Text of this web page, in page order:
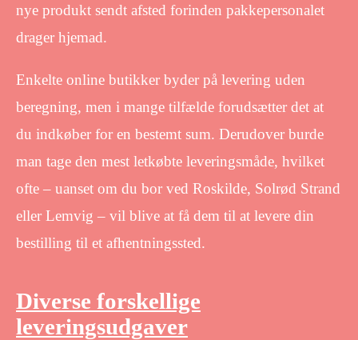
nye produkt sendt afsted forinden pakkepersonalet
drager hjemad.
Enkelte online butikker byder på levering uden
beregning, men i mange tilfælde forudsætter det at
du indkøber for en bestemt sum. Derudover burde
man tage den mest letkøbte leveringsmåde, hvilket
ofte – uanset om du bor ved Roskilde, Solrød Strand
eller Lemvig – vil blive at få dem til at levere din
bestilling til et afhentningssted.
Diverse forskellige
leveringsudgaver